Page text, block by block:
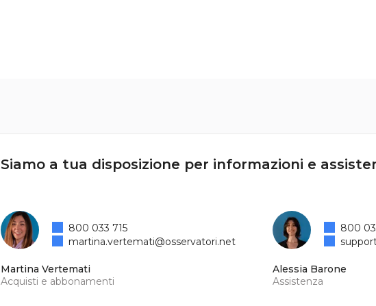
Siamo a tua disposizione per informazioni e
Martina Vertemati
Acquisti e abbonamenti
800 033 715
martina.vertemati@osservatori.net
Alessia Barone
Assistenza
800